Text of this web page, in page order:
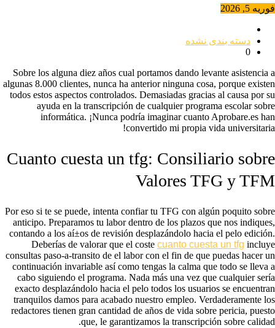
فوریه 5, 2026
دسته بندی نشده
0
Sobre los alguna diez años cual portamos dando levante asistencia a
algunas 8.000 clientes, nunca ha anterior ninguna cosa, porque existen
todos estos aspectos controlados. Demasiadas gracias al causa por su
ayuda en la transcripción de cualquier programa escolar sobre
informática. ¡Nunca podría imaginar cuanto Aprobare.es han
convertido mi propia vida universitaria!
Cuanto cuesta un tfg: Consiliario sobre
Valores TFG y TFM
Por eso si te se puede, intenta confiar tu TFG con algún poquito sobre
anticipo. Preparamos tu labor dentro de los plazos que nos indiques,
contando a los aí±os de revisión desplazándolo hacia el pelo edición.
Deberías de valorar que el coste cuanto cuesta un tfg incluye
consultas paso-a-transito de el labor con el fin de que puedas hacer un
continuación invariable así­ como tengas la calma que todo se lleva a
cabo siguiendo el programa. Nada más una vez que cualquier serí­a
exacto desplazándolo hacia el pelo todos los usuarios se encuentran
tranquilos damos para acabado nuestro empleo. Verdaderamente los
redactores tienen gran cantidad de años de vida sobre pericia, puesto
que, le garantizamos la transcripción sobre calidad.